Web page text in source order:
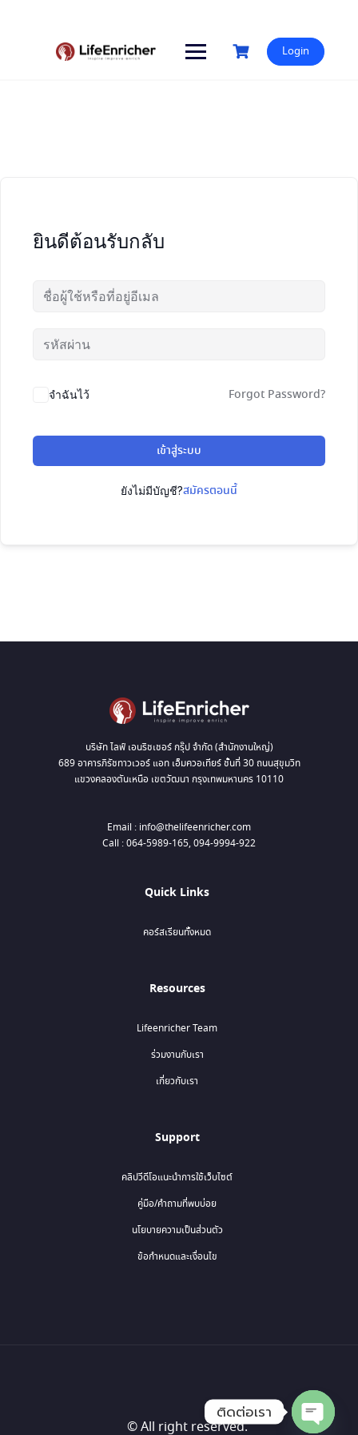
Login
ยินดีต้อนรับกลับ
จำฉันไว้ Forgot Password?
เข้าสู่ระบบ
ยังไม่มีบัญชี?สมัครตอนนี้
บริษัท ไลฟ์ เอนริชเชอร์ กรุ๊ป จำกัด (สำนักงานใหญ่)
689 อาคารภิรัชทาวเวอร์ แอท เอ็มควอเทียร์ ชั้นที่ 30 ถนนสุขุมวิท
แขวงคลองตันเหนือ เขตวัฒนา กรุงเทพมหานคร 10110
Email : info@thelifeenricher.com
Call : 064-5989-165, 094-9994-922
Quick Links
คอร์สเรียนทั้งหมด
Resources
Lifeenricher Team
ร่วมงานกับเรา
เกี่ยวกับเรา
Support
คลิปวีดีโอแนะนำการใช้เว็บไซต์
คู่มือ/คำถามที่พบบ่อย
นโยบายความเป็นส่วนตัว
ข้อกำหนดและเงื่อนไข
© All right reserved.
ติดต่อเรา